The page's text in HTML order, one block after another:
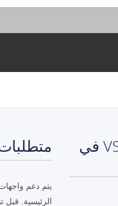
خطوات لإضافة تعليق توضيحي للملفات VSDX في
يتم دعم
الرئيسية. قبل